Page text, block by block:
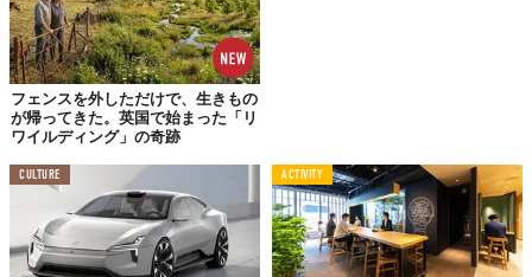
企業になるために、代替ミルクは重要なソリューションとなりま
す」と述べていることからも、この要請に
える。
2020年に行われた監査では、乳製品がコーヒーチェーンの
ンフットプリントのなかで占める割合は、
真に環境を心配するならば課金などをせずに多くの人が利用でき
るようにしてほしいところだが、企業利益を無視はできない。
世界が抱えるこのジレンマを乗り越えることができるのか、ジョ
フェンスを外しただけで、生きもの
が帰ってきた。英国で始まった「リ
ワイルディング」の奇跡
CULTURE ACTIVITY